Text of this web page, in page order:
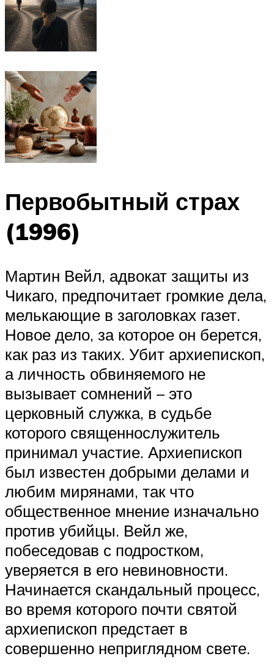
Первобытный страх
(1996)
Мартин Вейл, адвокат защиты из
Чикаго, предпочитает громкие дела,
мелькающие в заголовках газет.
Новое дело, за которое он берется,
как раз из таких. Убит архиепископ,
а личность обвиняемого не
вызывает сомнений – это
церковный служка, в судьбе
которого священнослужитель
принимал участие. Архиепископ
был известен добрыми делами и
любим мирянами, так что
общественное мнение изначально
против убийцы. Вейл же,
побеседовав с подростком,
уверяется в его невиновности.
Начинается скандальный процесс,
во время которого почти святой
архиепископ предстает в
совершенно неприглядном свете.